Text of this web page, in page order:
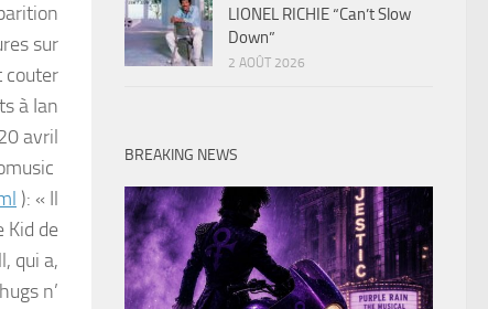
sur
couter
à Ian
avril
): « Il
Kid de
qui a,
n’
LIONEL RICHIE “Can’t Slow
Down”
2 AOÛT 2026
BREAKING NEWS